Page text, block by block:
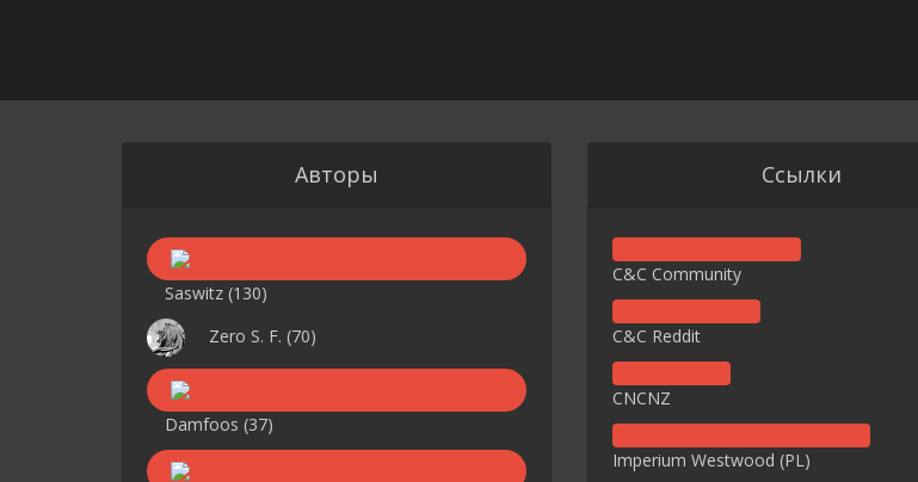
Авторы
Saswitz (130)
Zero S. F. (70)
Damfoos (37)
Ссылки
C&C Community
C&C Reddit
CNCNZ
Imperium Westwood (PL)